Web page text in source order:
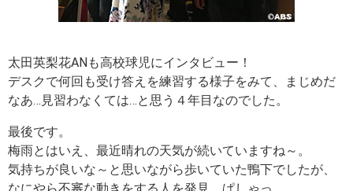
太田英梨花ANも高校球児にインタビュー！
デスクで何回も受け答えを練習する様子をみて、まじめだ
なあ…見習わなくては…と思う４年目なのでした。
最後です。
梅雨とはいえ、最近晴れの天気が続いていますね～。
気持ちが良いな～と思いながら歩いていた鴨下でしたが、